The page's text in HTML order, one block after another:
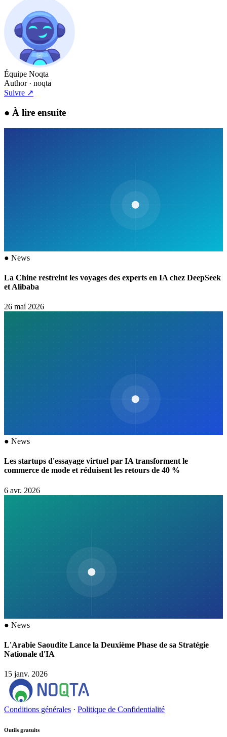
Équipe Noqta
Author· noqta
Suivre ↗
● À lire ensuite
● News
La Chine restreint les voyages des experts en IA chez DeepSeek
et Alibaba
26 mai 2026
● News
Les startups d'essayage virtuel par IA transforment le
commerce de mode et réduisent les retours de 40 %
6 avr. 2026
● News
L'Arabie Saoudite Lance la Deuxième Phase de sa Stratégie
Nationale d'IA
15 janv. 2026
Conditions générales · Politique de Confidentialité
Outils gratuits